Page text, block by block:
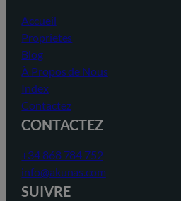
Accueil
Proprietes
Blog
À Propos de Nous
Index
Contactez
CONTACTEZ
+34 868 784 752
info@akunas.com
SUIVRE